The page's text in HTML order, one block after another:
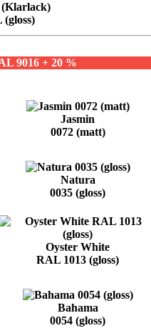
(Klarlack)
(gloss)
9016 + 20 %
Jasmin
0072 (matt)
Natura
0035 (gloss)
Oyster White
RAL 1013 (gloss)
Bahama
0054 (gloss)